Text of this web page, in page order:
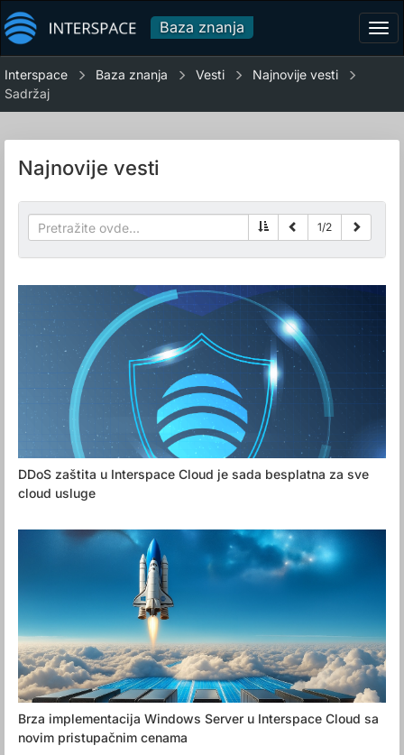
Baza znanja
Interspace Baza znanja Vesti
Najnovije vesti
Sadržaj
Najnovije vesti
1/2
DDoS zaštita u Interspace Cloud je sada besplatna za sve
cloud usluge
Brza implementacija Windows Server u Interspace Cloud sa
novim pristupačnim cenama